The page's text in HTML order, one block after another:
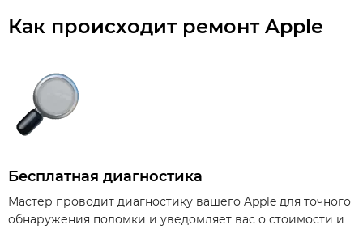
Как происходит ремонт Apple
Бесплатная диагностика
Мастер проводит диагностику вашего Apple для точного
обнаружения поломки и уведомляет вас о стоимости и